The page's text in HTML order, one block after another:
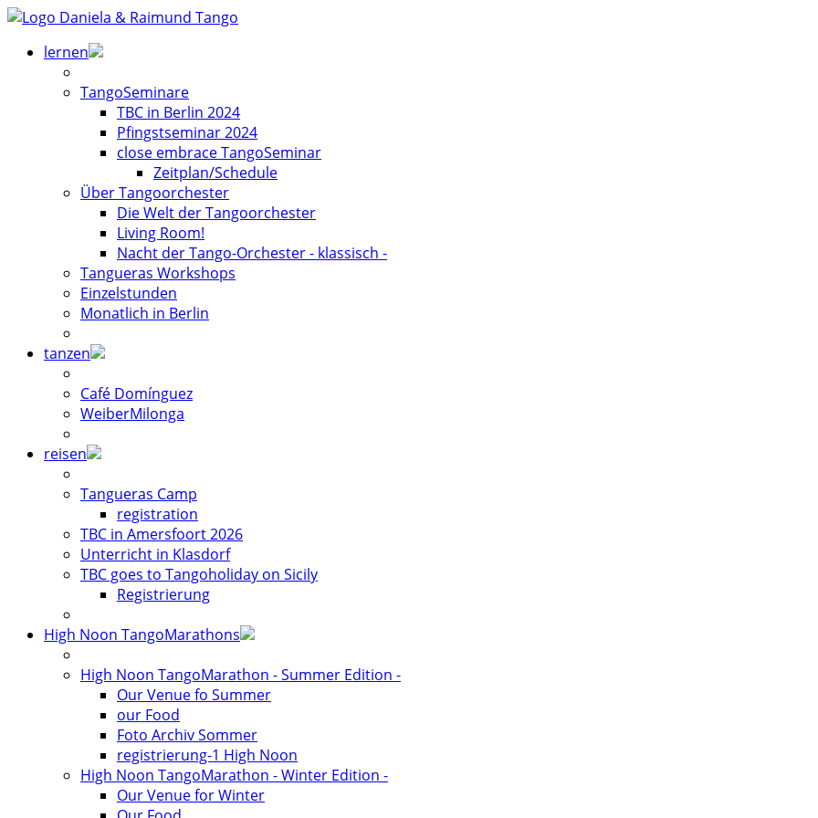
lernen
TangoSeminare
TBC in Berlin 2024
Pfingstseminar 2024
close embrace TangoSeminar
Zeitplan/Schedule
Über Tangoorchester
Die Welt der Tangoorchester
Living Room!
Nacht der Tango-Orchester - klassisch -
Tangueras Workshops
Einzelstunden
Monatlich in Berlin
tanzen
Café Domínguez
WeiberMilonga
reisen
Tangueras Camp
registration
TBC in Amersfoort 2026
Unterricht in Klasdorf
TBC goes to Tangoholiday on Sicily
Registrierung
High Noon TangoMarathons
High Noon TangoMarathon - Summer Edition -
Our Venue fo Summer
our Food
Foto Archiv Sommer
registrierung-1 High Noon
High Noon TangoMarathon - Winter Edition -
Our Venue for Winter